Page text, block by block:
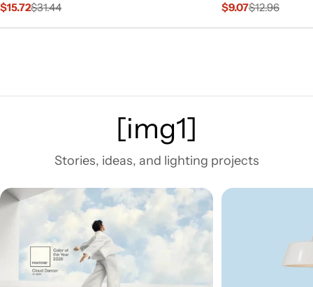
Sale
price
$15.72
Regular
price
$31.44
Sale
price
$9.07
Regular
price
$12.96
[img1]
Stories, ideas, and lighting projects